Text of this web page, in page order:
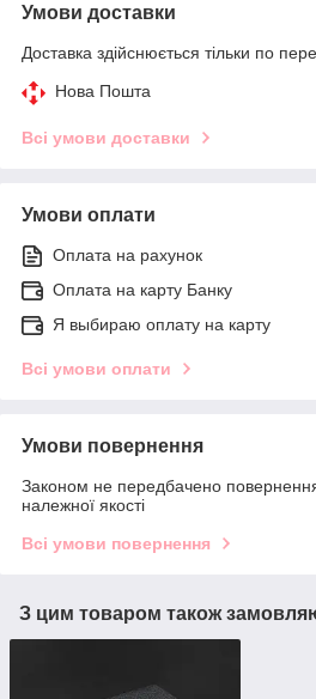
Умови доставки
Доставка здійснюється тільки по
Нова Пошта
Всі умови доставки
Умови оплати
Оплата на рахунок
Оплата на карту Банку
Я выбираю оплату на карту
Всі умови оплати
Умови повернення
Законом не передбачено
належної якості
Всі умови повернення
З цим товаром також